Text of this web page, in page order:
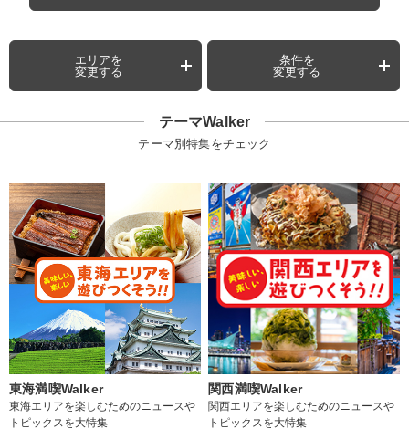
エリアを
変更する
条件を
変更する
テーマWalker
テーマ別特集をチェック
東海満喫Walker
東海エリアを楽しむためのニュースや
トピックスを大特集
関西満喫Walker
関西エリアを楽しむためのニュースや
トピックスを大特集